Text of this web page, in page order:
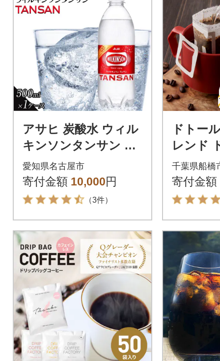
アサヒ 炭酸水 ウィル
キンソンタンサン ペ
ットボトル 500ml ×2
4本
愛知県名古屋市
寄付金額 10,000円
（3件）
ドトー
レンド
ヒー
バック
千葉県船橋
寄付金額